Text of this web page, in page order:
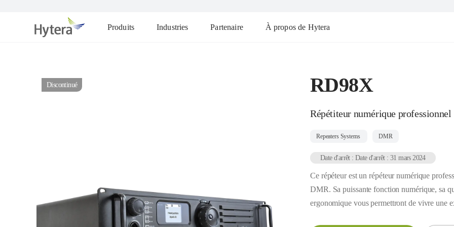
Produits Industries Partenaire À propos de Hytera
Discontinué RD98X
Répétiteur numérique professionnel
Repeaters Systems DMR
Date d'arrêt : Date d'arrêt : 31 mars 2024
Ce répéteur est un répéteur numérique
DMR. Sa puissante fonction numérique, sa
ergonomique vous permettront de vivre une